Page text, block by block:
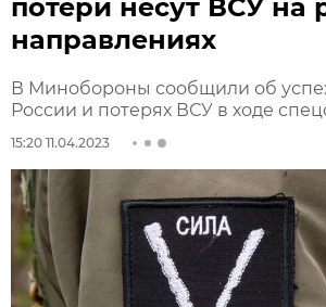
потери несут ВСУ на
направлениях
В Минобороны сообщили об
России и потерях ВСУ в ходе
15:20 11.04.2023